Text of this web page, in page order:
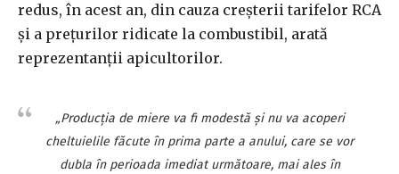
redus, în acest an, din cauza creșterii tarifelor RCA
și a prețurilor ridicate la combustibil, arată
reprezentanții apicultorilor.
„Producția de miere va fi modestă și nu va acoperi
cheltuielile făcute în prima parte a anului, care se vor
dubla în perioada imediat următoare, mai ales în